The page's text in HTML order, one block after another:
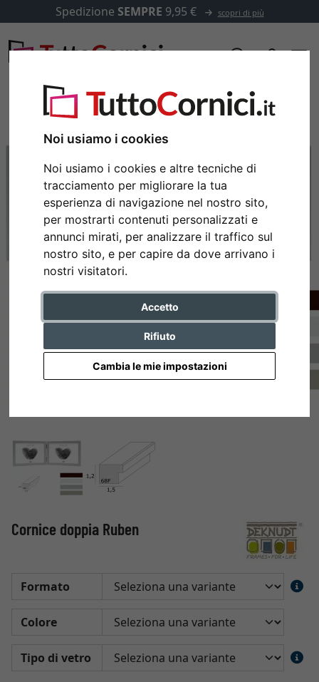
Noi usiamo i cookies
Noi usiamo i cookies e altre tecniche di
tracciamento per migliorare la tua
esperienza di navigazione nel nostro sito,
per mostrarti contenuti personalizzati e
annunci mirati, per analizzare il traffico sul
nostro sito, e per capire da dove arrivano i
nostri visitatori.
Accetto
Rifiuto
Cambia le mie impostazioni
Spedizione SEMPRE 9,95 € scopri di più
Indietro
Cornice doppia Ruben
Formato
Colore
Tipo di vetro